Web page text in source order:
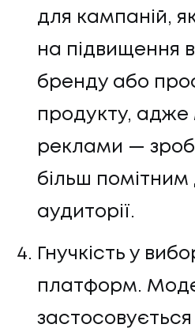
для кампаній,
на підвищення
бренду або
продукту, адже
реклами —
більш помітним
аудиторії.
Гнучкість у
платформ.
застосовується